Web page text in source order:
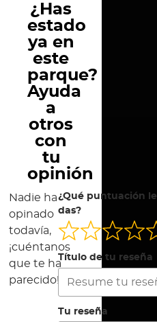
¿Has
estado
ya en
este
parque?
Ayuda
a
otros
con
tu
opinión
Nadie ha
opinado
todavía,
¡cuéntanos
que te ha
parecido!
¿Qué puntuación le
das?
Título de tu reseña
Tu reseña